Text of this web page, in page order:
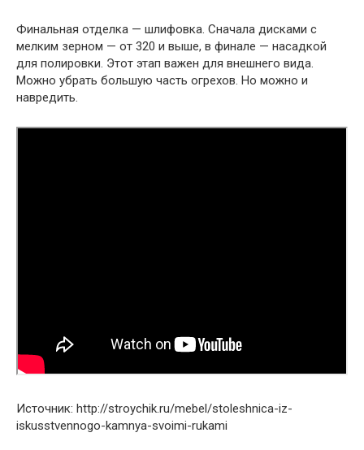
Финальная отделка — шлифовка. Сначала дисками с
мелким зерном — от 320 и выше, в финале — насадкой
для полировки. Этот этап важен для внешнего вида.
Можно убрать большую часть огрехов. Но можно и
навредить.
Источник: http://stroychik.ru/mebel/stoleshnica-iz-
iskusstvennogo-kamnya-svoimi-rukami